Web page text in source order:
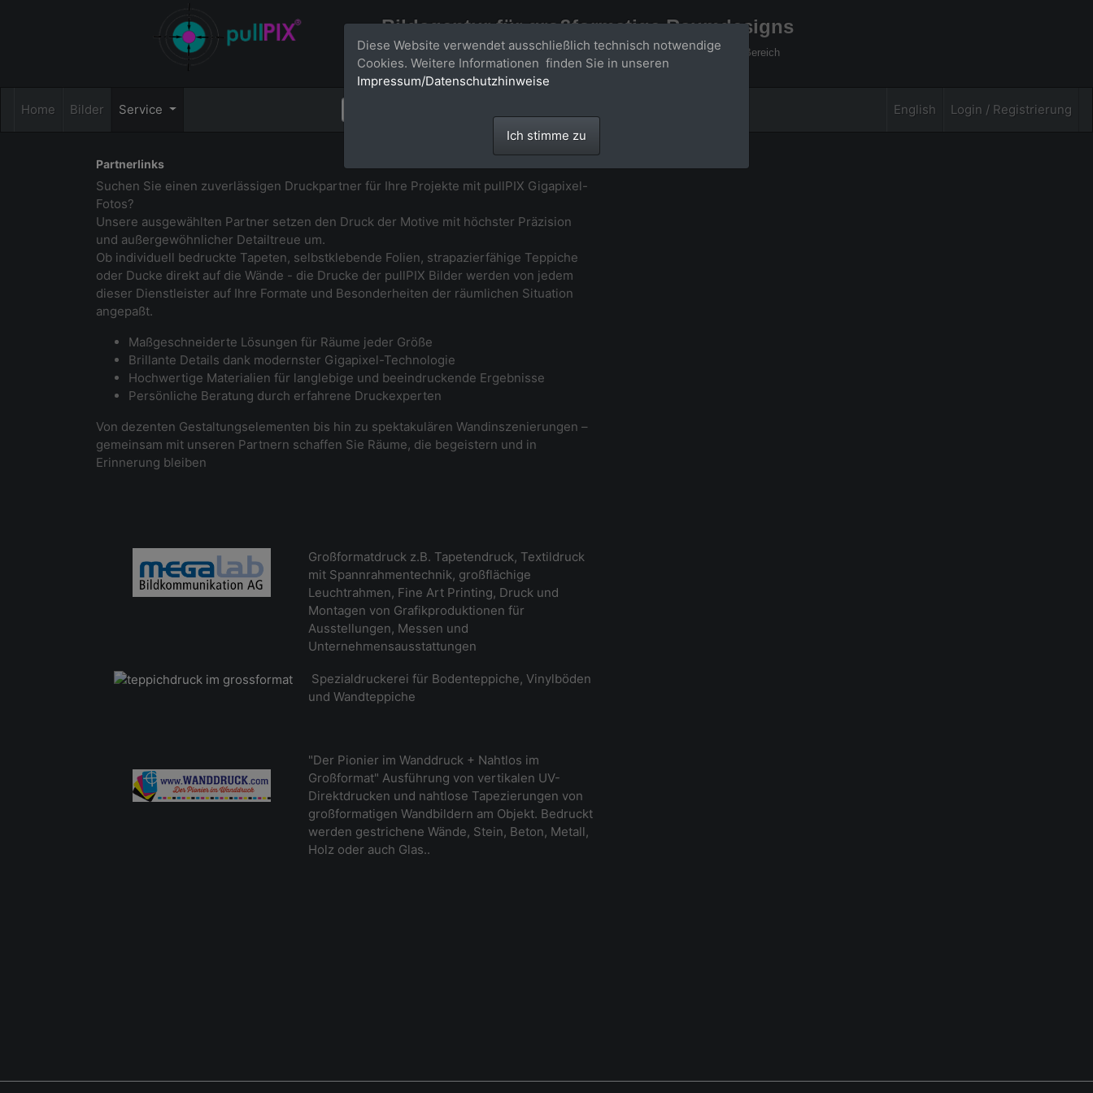
Bildagentur für großformatige Raumdesigns
Großformatige Bilder - über 100 Meter große 'largeformat' Fotos im Gigapixel Bereich
Home Bilder Service English Login / Registrierung
Partnerlinks
Suchen Sie einen zuverlässigen Druckpartner für Ihre Projekte mit pullPIX Gigapixel-
Fotos?
Unsere ausgewählten Partner setzen den Druck der Motive mit höchster Präzision
und außergewöhnlicher Detailtreue um.
Ob individuell bedruckte Tapeten, selbstklebende Folien, strapazierfähige Teppiche
oder Ducke direkt auf die Wände - die Drucke der pullPIX Bilder werden von jedem
dieser Dienstleister auf Ihre Formate und Besonderheiten der räumlichen Situation
angepaßt.
Maßgeschneiderte Lösungen für Räume jeder Größe
Brillante Details dank modernster Gigapixel-Technologie
Hochwertige Materialien für langlebige und beeindruckende Ergebnisse
Persönliche Beratung durch erfahrene Druckexperten
Von dezenten Gestaltungselementen bis hin zu spektakulären Wandinszenierungen –
gemeinsam mit unseren Partnern schaffen Sie Räume, die begeistern und in
Erinnerung bleiben
Großformatdruck z.B. Tapetendruck, Textildruck
mit Spannrahmentechnik, großflächige
Leuchtrahmen, Fine Art Printing, Druck und
Montagen von Grafikproduktionen für
Ausstellungen, Messen und
Unternehmensausstattungen
Spezialdruckerei für Bodenteppiche, Vinylböden
und Wandteppiche
"Der Pionier im Wanddruck + Nahtlos im
Großformat" Ausführung von vertikalen UV-
Direktdrucken und nahtlose Tapezierungen von
großformatigen Wandbildern am Objekt. Bedruckt
werden gestrichene Wände, Stein, Beton, Metall,
Holz oder auch Glas..
Diese Website verwendet ausschließlich technisch notwendige
Cookies. Weitere Informationen finden Sie in unseren
Impressum/Datenschutzhinweise
Ich stimme zu